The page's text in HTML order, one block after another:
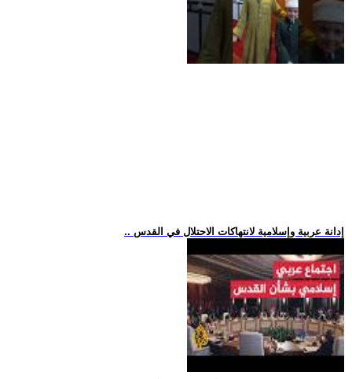
.. إدانة عربية وإسلامية لانتهاكات الاحتلال في القدس